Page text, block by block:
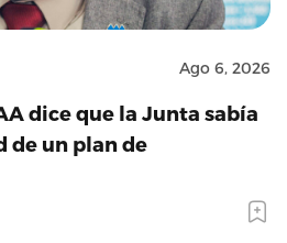
Ago 6, 2026
dice que la Junta sabía
de un plan de